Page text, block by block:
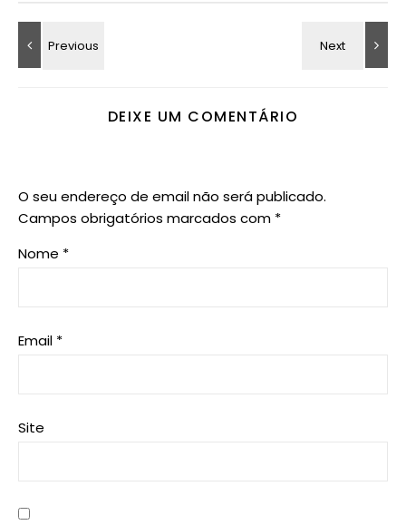
DEIXE UM COMENTÁRIO
O seu endereço de email não será publicado.
Campos obrigatórios marcados com *
Nome *
Email *
Site